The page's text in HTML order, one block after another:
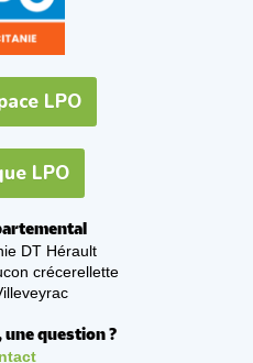
LPO
LPO
DT Hérault
crécerellette
une question ?